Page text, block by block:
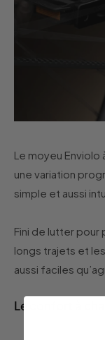
Le moyeu
une variation
simple et aussi
Fini de lutter pour
longs trajets et
aussi faciles
Le confort à